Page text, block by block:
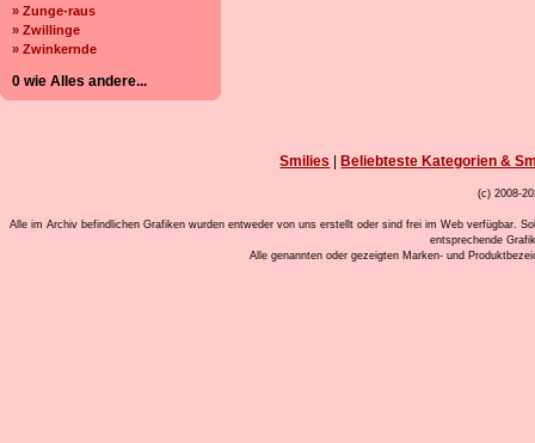
» Zunge-raus
» Zwillinge
» Zwinkernde
0 wie Alles andere...
Smilies Beliebteste Kategorien &
(c) 2008-
Alle im Archiv befindlichen Grafiken wurden entweder von uns erstellt oder sind frei im Web verfügbar.
entsprechende
Alle genannten oder gezeigten Marken- und